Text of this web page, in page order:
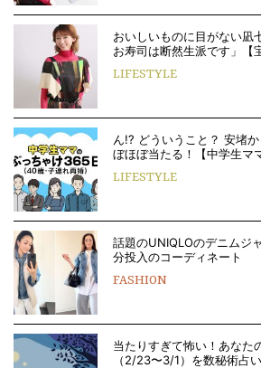
おいしいものに目がない凪
お寿司は断然生派です」【
LIFESTYLE
ん!? どういうこと？ 安堵
ぼほぼ当たる！【中学生マ
LIFESTYLE
話題のUNIQLOのデニムジ
分投入のコーディネート
FASHION
当たりすぎて怖い！あなた
（2/23〜3/1）を数秘術占